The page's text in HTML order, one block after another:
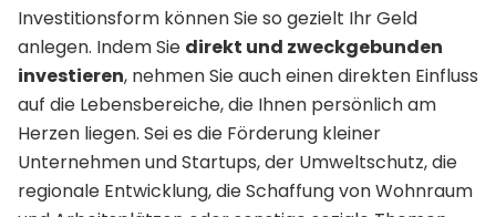
Investitionsform können Sie so gezielt Ihr Geld
anlegen. Indem Sie direkt und zweckgebunden
investieren, nehmen Sie auch einen direkten Einfluss
auf die Lebensbereiche, die Ihnen persönlich am
Herzen liegen. Sei es die Förderung kleiner
Unternehmen und Startups, der Umweltschutz, die
regionale Entwicklung, die Schaffung von Wohnraum